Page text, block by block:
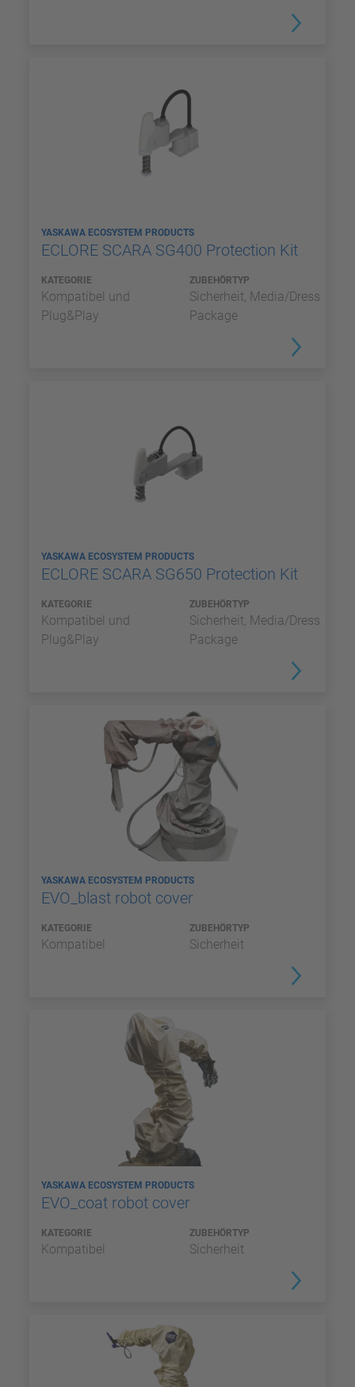
YASKAWA ECOSYSTEM PRODUCTS
ECLORE SCARA SG400 Protection Kit
KATEGORIE
Kompatibel und
Plug&Play
ZUBEHÖRTYP
Sicherheit, Media/Dress
Package
YASKAWA ECOSYSTEM PRODUCTS
ECLORE SCARA SG650 Protection Kit
KATEGORIE
Kompatibel und
Plug&Play
ZUBEHÖRTYP
Sicherheit, Media/Dress
Package
YASKAWA ECOSYSTEM PRODUCTS
EVO_blast robot cover
KATEGORIE
Kompatibel
ZUBEHÖRTYP
Sicherheit
YASKAWA ECOSYSTEM PRODUCTS
EVO_coat robot cover
KATEGORIE
Kompatibel
ZUBEHÖRTYP
Sicherheit